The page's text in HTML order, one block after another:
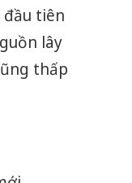
đầu tiên
lây
thấp